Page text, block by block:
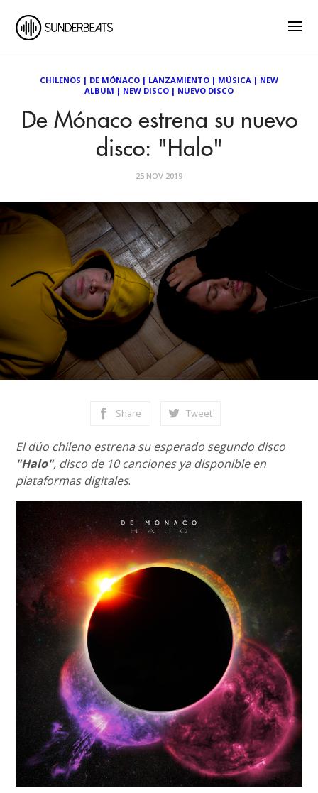
CHILENOS | DE MÓNACO | LANZAMIENTO | MÚSICA | NEW
ALBUM | NEW DISCO | NUEVO DISCO
De Mónaco estrena su nuevo
disco: "Halo"
25 NOV 2019
Share Tweet
El dúo chileno estrena su esperado segundo disco
"Halo", disco de 10 canciones ya disponible en
plataformas digitales.